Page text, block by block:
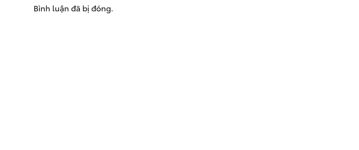
Bình luận đã bị đóng.